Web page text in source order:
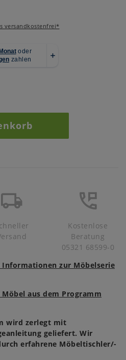
versandkostenfrei*
Kostenlose
Beratung
05321 68599-0
zur Möbelserie
aus dem Programm
wird zerlegt mit
geliefert. Wir
erfahrene Möbeltischler/-